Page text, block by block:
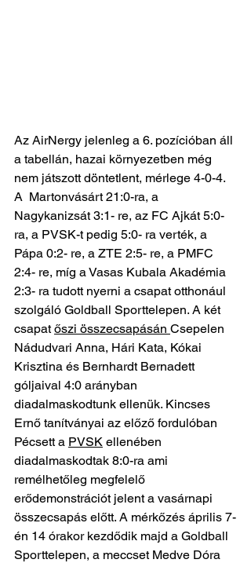
Az AirNergy jelenleg a 6. pozícióban áll
a tabellán, hazai környezetben még
nem játszott döntetlent, mérlege 4-0-4.
A  Martonvásárt 21:0-ra, a
Nagykanizsát 3:1- re, az FC Ajkát 5:0-
ra, a PVSK-t pedig 5:0- ra verték, a
Pápa 0:2- re, a ZTE 2:5- re, a PMFC
2:4- re, míg a Vasas Kubala Akadémia
2:3- ra tudott nyerni a csapat otthonául
szolgáló Goldball Sporttelepen. A két
csapat őszi összecsapásán Csepelen
Nádudvari Anna, Hári Kata, Kókai
Krisztina és Bernhardt Bernadett
góljaival 4:0 arányban
diadalmaskodtunk ellenük. Kincses
Ernő tanítványai az előző fordulóban
Pécsett a PVSK ellenében
diadalmaskodtak 8:0-ra ami
remélhetőleg megfelelő
erődemonstrációt jelent a vasárnapi
összecsapás előtt. A mérkőzés április 7-
én 14 órakor kezdődik majd a Goldball
Sporttelepen, a meccset Medve Dóra